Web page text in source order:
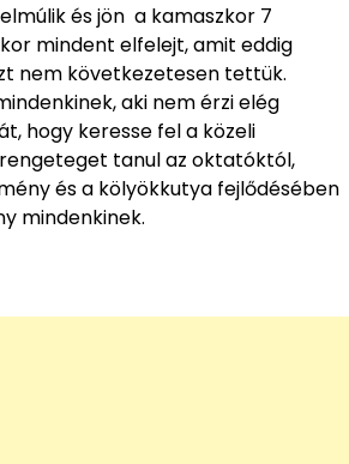
és jön a kamaszkor 7
mindent elfelejt, amit eddig
nem következetesen tettük.
aki nem érzi elég
hogy keresse fel a közeli
rengeteget tanul az oktatóktól,
és a kölyökkutya fejlődésében
mindenkinek.